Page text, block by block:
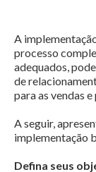
A
processo
adequados,
de
para as vendas e
A seguir,
implementação
Defina seus